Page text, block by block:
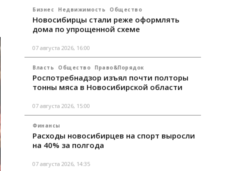
Бизнес Недвижимость Общество
Новосибирцы стали реже оформлять
дома по упрощенной схеме
07 августа 2026, 16:00
Власть Общество Право&Порядок
Роспотребнадзор изъял почти полторы
тонны мяса в Новосибирской области
07 августа 2026, 15:00
Финансы
Расходы новосибирцев на спорт выросли
на 40% за полгода
07 августа 2026, 14:35